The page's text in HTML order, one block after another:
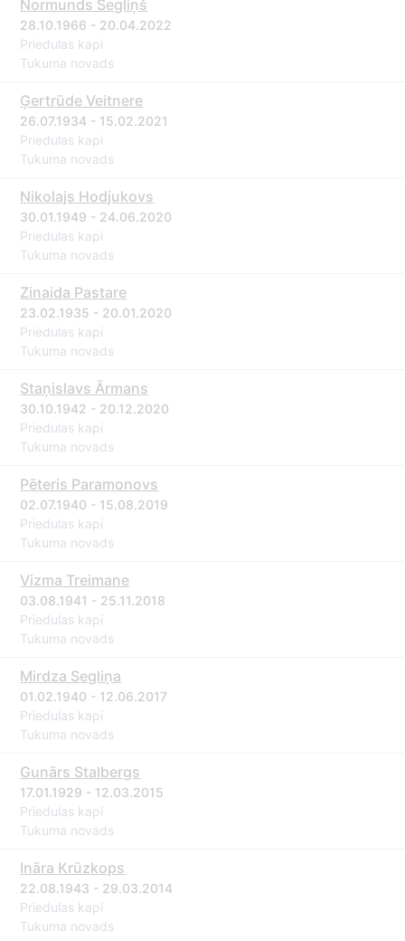
Normunds Segliņš
28.10.1966 - 20.04.2022
Priedulas kapi
Tukuma novads
Ģertrūde Veitnere
26.07.1934 - 15.02.2021
Priedulas kapi
Tukuma novads
Nikolajs Hodjukovs
30.01.1949 - 24.06.2020
Priedulas kapi
Tukuma novads
Zinaida Pastare
23.02.1935 - 20.01.2020
Priedulas kapi
Tukuma novads
Staņislavs Ārmans
30.10.1942 - 20.12.2020
Priedulas kapi
Tukuma novads
Pēteris Paramonovs
02.07.1940 - 15.08.2019
Priedulas kapi
Tukuma novads
Vizma Treimane
03.08.1941 - 25.11.2018
Priedulas kapi
Tukuma novads
Mirdza Segliņa
01.02.1940 - 12.06.2017
Priedulas kapi
Tukuma novads
Gunārs Stalbergs
17.01.1929 - 12.03.2015
Priedulas kapi
Tukuma novads
Ināra Krūzkops
22.08.1943 - 29.03.2014
Priedulas kapi
Tukuma novads